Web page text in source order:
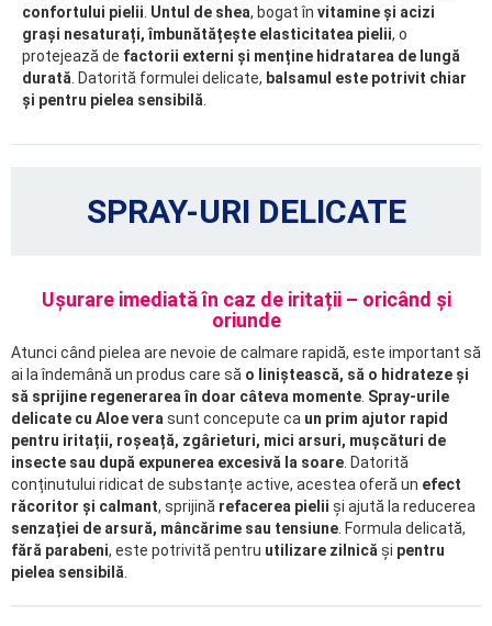
confortului pielii Untul de shea, bogat în vitamine și acizi
grași nesaturați, îmbunătățește elasticitatea pielii, o
protejează de factorii externi și menține hidratarea de lungă
durată . Datorită formulei delicate, balsamul este potrivit chiar
și pentru pielea sensibilă
SPRAY-URI DELICATE
Ușurare imediată în caz de iritații – oricând și
oriunde
Atunci când pielea are nevoie de calmare rapidă, este important să
ai la îndemână un produs care să o liniștească, să o hidrateze și
să sprijine regenerarea în doar câteva momente. Spray-urile
delicate cu Aloe verasunt concepute ca un prim ajutor rapid
pentru iritații, roșeață, zgârieturi, mici arsuri, mușcături de
insecte sau după expunerea excesivă la soare. Datorită
conținutului ridicat de substanțe active, acestea oferă un efect
răcoritor și calmant, sprijină refacerea pielii și ajută la reducerea
senzației de arsură, mâncărime sau tensiune. Formula delicată,
fără parabeni, este potrivită pentru utilizare zilnicăși pentru
pielea sensibilă.